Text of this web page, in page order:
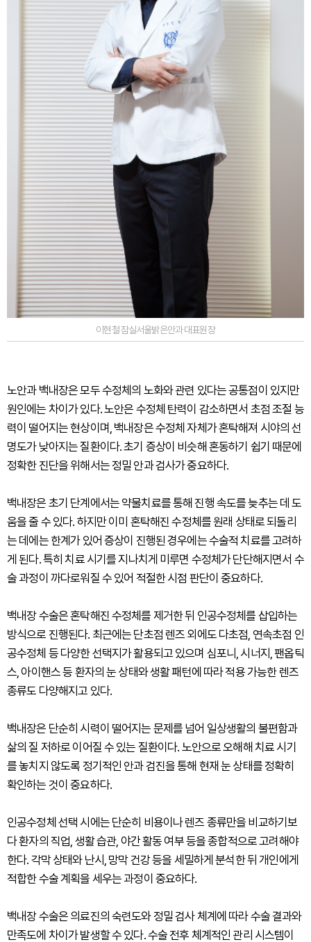
이현철 잠실서울밝은안과 대표원장
노안과 백내장은 모두 수정체의 노화와 관련 있다는 공통점이 있지만
원인에는 차이가 있다. 노안은 수정체 탄력이 감소하면서 초점 조절 능
력이 떨어지는 현상이며, 백내장은 수정체 자체가 혼탁해져 시야의 선
명도가 낮아지는 질환이다. 초기 증상이 비슷해 혼동하기 쉽기 때문에
정확한 진단을 위해서는 정밀 안과 검사가 중요하다.
백내장은 초기 단계에서는 약물치료를 통해 진행 속도를 늦추는 데 도
움을 줄 수 있다. 하지만 이미 혼탁해진 수정체를 원래 상태로 되돌리
는 데에는 한계가 있어 증상이 진행된 경우에는 수술적 치료를 고려하
게 된다. 특히 치료 시기를 지나치게 미루면 수정체가 단단해지면서 수
술 과정이 까다로워질 수 있어 적절한 시점 판단이 중요하다.
백내장 수술은 혼탁해진 수정체를 제거한 뒤 인공수정체를 삽입하는
방식으로 진행된다. 최근에는 단초점 렌즈 외에도 다초점, 연속초점 인
공수정체 등 다양한 선택지가 활용되고 있으며 심포니, 시너지, 팬옵틱
스, 아이핸스 등 환자의 눈 상태와 생활 패턴에 따라 적용 가능한 렌즈
종류도 다양해지고 있다.
백내장은 단순히 시력이 떨어지는 문제를 넘어 일상생활의 불편함과
삶의 질 저하로 이어질 수 있는 질환이다. 노안으로 오해해 치료 시기
를 놓치지 않도록 정기적인 안과 검진을 통해 현재 눈 상태를 정확히
확인하는 것이 중요하다.
인공수정체 선택 시에는 단순히 비용이나 렌즈 종류만을 비교하기보
다 환자의 직업, 생활 습관, 야간 활동 여부 등을 종합적으로 고려해야
한다. 각막 상태와 난시, 망막 건강 등을 세밀하게 분석한 뒤 개인에게
적합한 수술 계획을 세우는 과정이 중요하다.
백내장 수술은 의료진의 숙련도와 정밀 검사 체계에 따라 수술 결과와
만족도에 차이가 발생할 수 있다. 수술 전후 체계적인 관리 시스템이